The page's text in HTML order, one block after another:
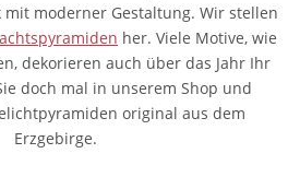
moderner Gestaltung. Wir stellen
her. Viele Motive, wie
dekorieren auch über das Jahr Ihr
doch mal in unserem Shop und
original aus dem
Erzgebirge.